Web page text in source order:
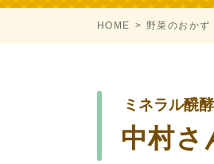
HOME 野菜のおかず
ミネラル醗
中村さ